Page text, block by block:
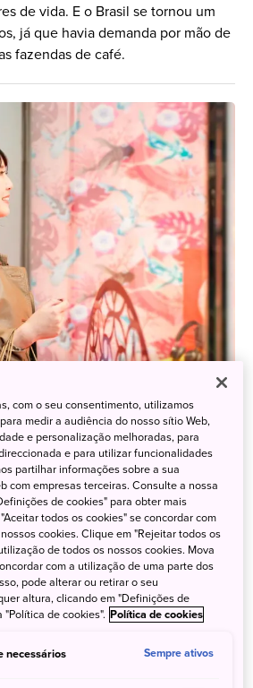
de vida. E o Brasil se tornou um
já que havia demanda por mão de
fazendas de café.
através da diversidade
cidades
JNTO Brasil
as milhares de descobertas
os brasileiros vão se deparar
típicos do país e não tão
exemplo. Essas lojas, galerias e
visitante se aproxime do cotidiano
através deles a cultura local.
com o seu consentimento, utilizamos
medir a audiência do nosso sítio Web,
e personalização melhoradas, para
e para utilizar funcionalidades
partilhar informações sobre a sua
com empresas terceiras. Consulte a nossa
de cookies" para obter mais
todos os cookies" se concordar com
cookies. Clique em "Rejeitar todos os
de todos os nossos cookies. Mova
com a utilização de uma parte dos
pode alterar ou retirar o seu
altura, clicando em "Definições de
de cookies". Política de cookies
necessários Sempre ativos